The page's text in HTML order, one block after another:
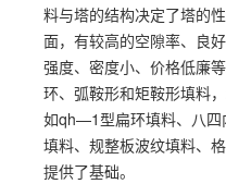
料与塔的结构决定了塔的
面，有较高的空隙率、良
强度、密度小、价格低廉
环、弧鞍形和矩鞍形填料
如qh—1型扁环填料、八四
填料、规整板波纹填料、
提供了基础。